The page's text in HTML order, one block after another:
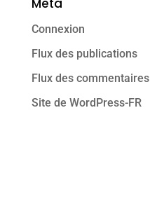
Connexion
Flux des publications
Flux des commentaires
Site de WordPress-FR